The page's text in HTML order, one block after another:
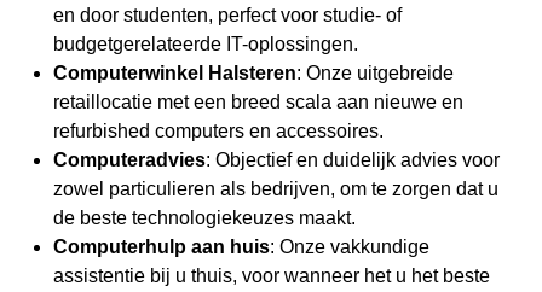
en door studenten, perfect voor studie- of
budgetgerelateerde IT-oplossingen.
Computerwinkel Halsteren: Onze uitgebreide
retaillocatie met een breed scala aan nieuwe en
refurbished computers en accessoires.
Computeradvies: Objectief en duidelijk advies voor
zowel particulieren als bedrijven, om te zorgen dat u
de beste technologiekeuzes maakt.
Computerhulp aan huis: Onze vakkundige
assistentie bij u thuis, voor wanneer het u het beste